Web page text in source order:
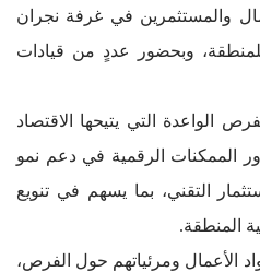
والمستثمرين في غرفة نجران
وبحضور عددٍ من قيادات
الواعدة التي يتيحها الاقتصاد
الممكنات الرقمية في دعم نمو
التقني، بما يسهم في تنويع
المنطقة.
الأعمال ومرئياتهم حول الفرص،